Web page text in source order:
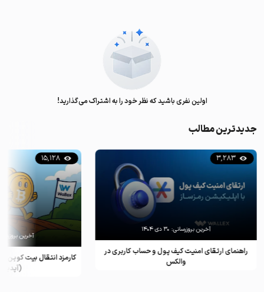
اولین نفری باشید که نظر خود را به اشتراک می‌گذارید!
جدیدترین مطالب
راهنمای ارتقای امنیت کیف پول و حساب کاربری در
والکس
3,283
آخرین بروزرسانی: ۳۰ دی ۱۴۰۴
کارمزد انتقال بیت کوین
(آپدیت
15,128
آخرین